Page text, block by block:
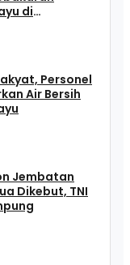
di
Personel
Air Bersih
Jembatan
Dikebut, TNI